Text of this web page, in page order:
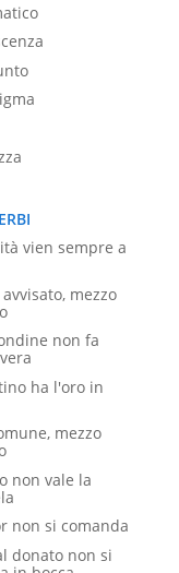
vien sempre a
mezzo
non fa
ha l'oro in
mezzo
non vale la
non si comanda
donato non si